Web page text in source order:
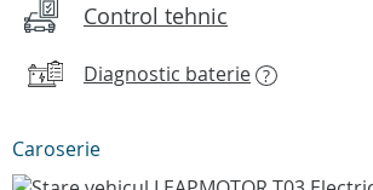
Control tehnic
Diagnostic baterie ?
Caroserie